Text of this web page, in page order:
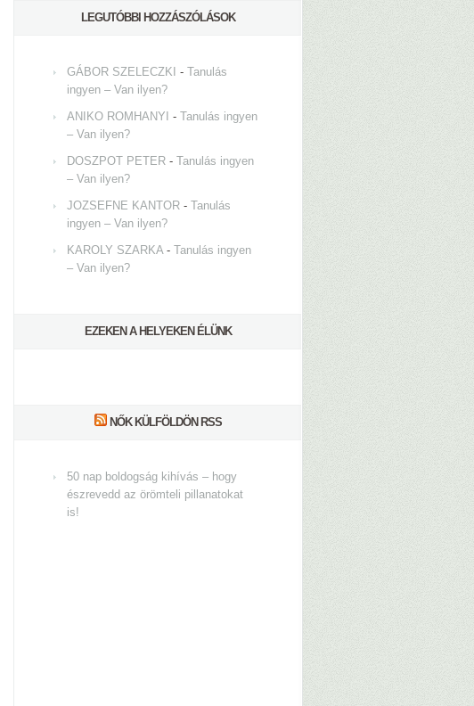
LEGUTÓBBI HOZZÁSZÓLÁSOK
GÁBOR SZELECZKI - Tanulás
ingyen – Van ilyen?
ANIKO ROMHANYI - Tanulás ingyen
– Van ilyen?
DOSZPOT PETER - Tanulás ingyen
– Van ilyen?
JOZSEFNE KANTOR - Tanulás
ingyen – Van ilyen?
KAROLY SZARKA- Tanulás ingyen
– Van ilyen?
EZEKEN A HELYEKEN ÉLÜNK
NŐK KÜLFÖLDÖN RSS
50 nap boldogság kihívás – hogy
észrevedd az örömteli pillanatokat
is!